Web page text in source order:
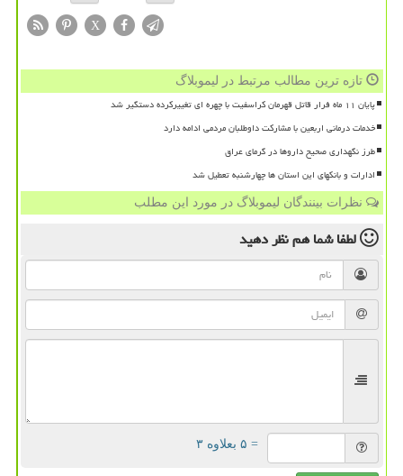
X
تازه ترین مطالب مرتبط در لیموبلاگ
پایان ۱۱ ماه فرار قاتل قهرمان کراسفیت با چهره ای تغییرکرده دستگیر شد
خدمات درمانی اربعین با مشارکت داوطلبان مردمی ادامه دارد
طرز نگهداری صحیح داروها در گرمای عراق
ادارات و بانکهای این استان ها چهارشنبه تعطیل شد
نظرات بینندگان لیموبلاگ در مورد این مطلب
لطفا شما همنظر دهید
= ۵ بعلاوه ۳